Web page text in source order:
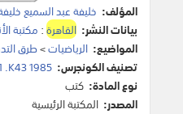
المؤلف: خليفة عبد السميع
بيانات النشر: القاهرة: مكتبة
المواضيع: الرياضيات>طرق
تصنيف الكونجرس: .K43 1985
نوع المادة: كتب
المصدر: المكتبة الرئيسية